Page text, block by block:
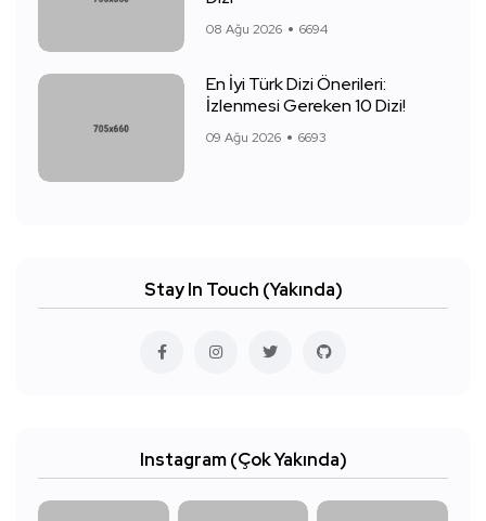
08 Ağu 2026 6694
En İyi Türk Dizi Önerileri:
İzlenmesi Gereken 10 Dizi!
09 Ağu 2026 6693
Stay In Touch (Yakında)
Instagram (Çok Yakında)